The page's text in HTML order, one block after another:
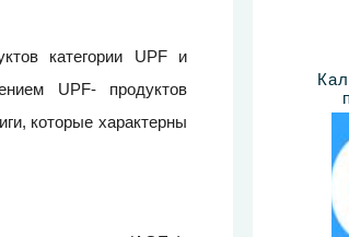
категории UPF и
UPF- продуктов
которые характерны